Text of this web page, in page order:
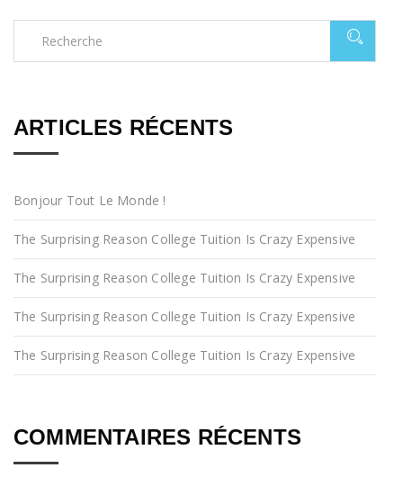
ARTICLES RÉCENTS
Bonjour Tout Le Monde !
The Surprising Reason College Tuition Is Crazy Expensive
The Surprising Reason College Tuition Is Crazy Expensive
The Surprising Reason College Tuition Is Crazy Expensive
The Surprising Reason College Tuition Is Crazy Expensive
COMMENTAIRES RÉCENTS